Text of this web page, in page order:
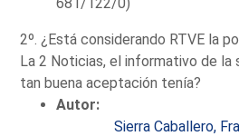
2º. ¿Está considerando RTVE la
La 2 Noticias, el informativo de la
tan buena aceptación tenía?
Autor:
Sierra Caballero,